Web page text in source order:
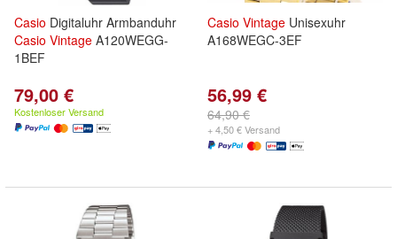
Casio Digitaluhr Armbanduhr
Casio Vintage A120WEGG-
1BEF
79,00 €
Kostenloser Versand
Casio Vintage Unisexuhr
A168WEGC-3EF
56,99 €
64,90 €
+ 4,50 € Versand